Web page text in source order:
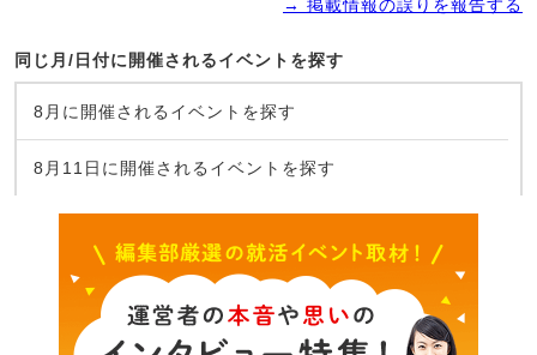
→ 掲載情報の誤りを報告する
同じ月/日付に開催されるイベントを探す
8月に開催されるイベントを探す
8月11日に開催されるイベントを探す